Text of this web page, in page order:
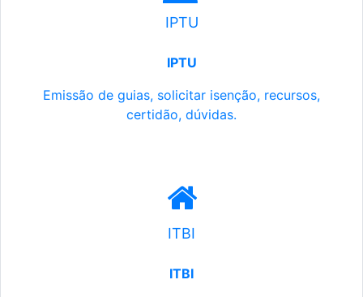
IPTU
IPTU
Emissão de guias, solicitar isenção, recursos,
certidão, dúvidas.
ITBI
ITBI